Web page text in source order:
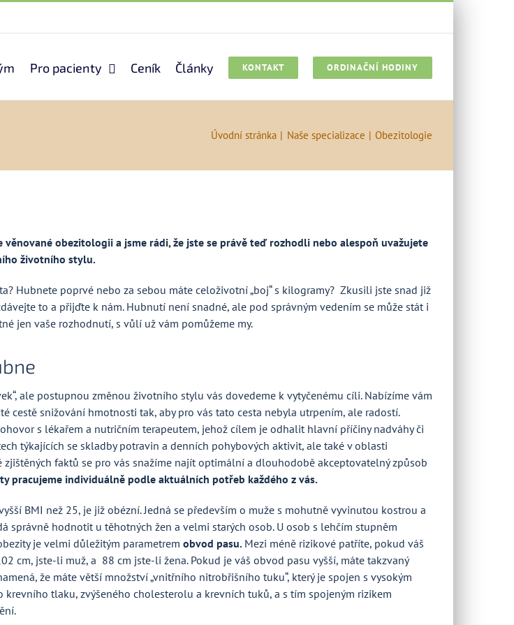
Pro pacienty Ceník Články KONTAKT ORDINAČNÍ HODINY
Úvodní stránka Naše specializace Obezitologie
věnované obezitologii a jsme rádi, že jste se právě teď rozhodli nebo alespoň uvažujete
životního stylu.
Hubnete poprvé nebo za sebou máte celoživotní „boj“ s kilogramy? Zkusili jste snad již
to a přijďte k nám. Hubnutí není snadné, ale pod správným vedením se může stát i
jen vaše rozhodnutí, s vůlí už vám pomůžeme my.
ale postupnou změnou životního stylu vás dovedeme k vytyčenému cíli. Nabízíme vám
cestě snižování hmotnosti tak, aby pro vás tato cesta nebyla utrpením, ale radostí.
s lékařem a nutričním terapeutem, jehož cílem je odhalit hlavní příčiny nadváhy či
týkajících se skladby potravin a denních pohybových aktivit, ale také v oblasti
zjištěných faktů se pro vás snažíme najít optimální a dlouhodobě akceptovatelný způsob
pracujeme individuálně podle aktuálních potřeb každého z vás.
BMI než 25, je již obézní. Jedná se především o muže s mohutně vyvinutou kostrou a
správně hodnotit u těhotných žen a velmi starých osob. U osob s lehčím stupněm
je velmi důležitým parametrem obvod pasu. Mezi méně rizikové patříte, pokud váš
cm, jste-li muž, a 88 cm jste-li žena. Pokud je váš obvod pasu vyšší, máte takzvaný
že máte větší množství „vnitřního nitrobřišního tuku“, který je spojen s vysokým
krevního tlaku, zvýšeného cholesterolu a krevních tuků, a s tím spojeným rizikem